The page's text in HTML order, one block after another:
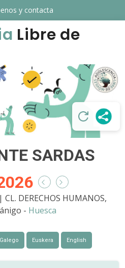
y contacta
Libre de
SARDAS
| CL. DERECHOS HUMANOS,
- Huesca
Galego Euskera English